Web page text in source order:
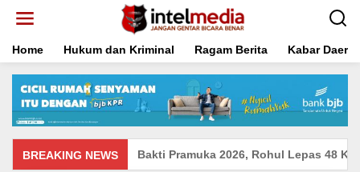
Home
Hukum dan Kriminal Ragam Berita Kabar
BREAKING NEWS
Buka Bulan Bakti Pramuka 2026, Rohul Lepas 48 Kontingen